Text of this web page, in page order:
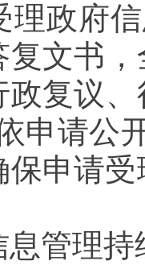
府信
复文书
政复议
申请公
申请
管理持